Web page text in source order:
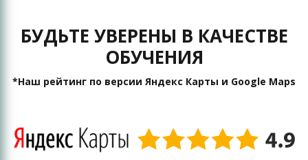
БУДЬТЕ УВЕРЕНЫ В КАЧЕСТВЕ
ОБУЧЕНИЯ
*Наш рейтинг по версии Яндекс Карты и Google Maps